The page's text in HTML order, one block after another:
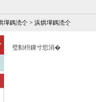
墠鎷涜仒 > 浜烘墠鎷涜仒
璧勬枡鏁寸悊涓�